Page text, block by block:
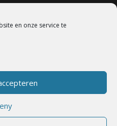
en onze service te
Gratis verzenden